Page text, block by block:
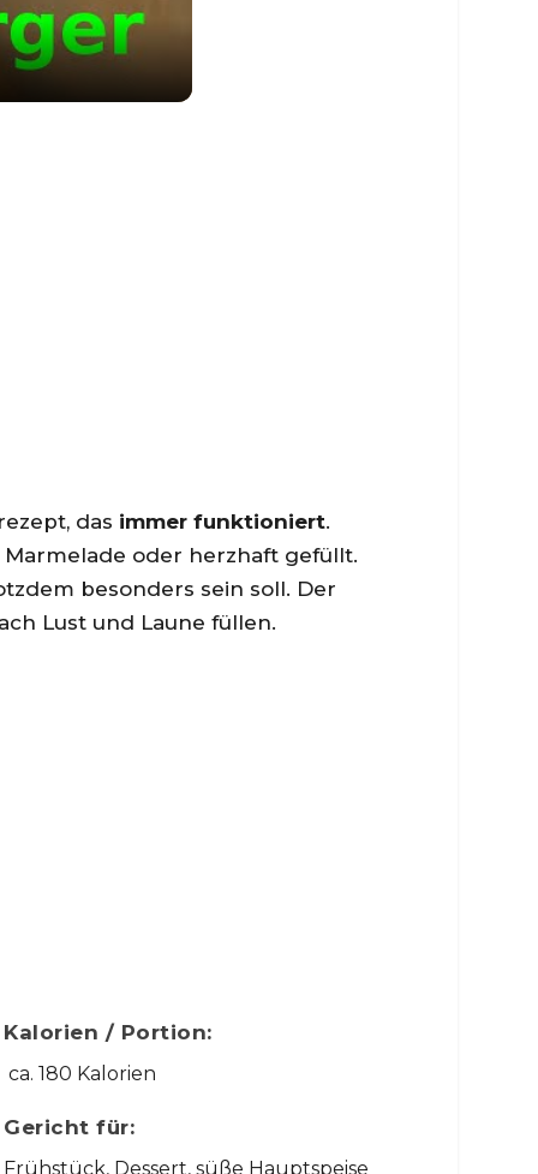
das immer funktioniert.
oder herzhaft gefüllt.
besonders sein soll. Der
Lust und Laune füllen.
Kalorien / Portion:
ca. 180 Kalorien
Gericht für:
Frühstück, Dessert, süße Hauptspeise